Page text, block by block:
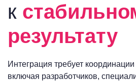
к
результату
Интеграция требует координации
включая разработчиков,